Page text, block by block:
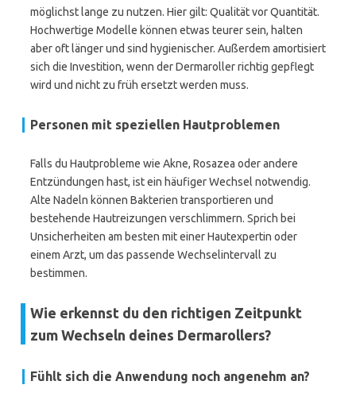
möglichst lange zu nutzen. Hier gilt: Qualität vor Quantität.
Hochwertige Modelle können etwas teurer sein, halten
aber oft länger und sind hygienischer. Außerdem amortisiert
sich die Investition, wenn der Dermaroller richtig gepflegt
wird und nicht zu früh ersetzt werden muss.
Personen mit speziellen Hautproblemen
Falls du Hautprobleme wie Akne, Rosazea oder andere
Entzündungen hast, ist ein häufiger Wechsel notwendig.
Alte Nadeln können Bakterien transportieren und
bestehende Hautreizungen verschlimmern. Sprich bei
Unsicherheiten am besten mit einer Hautexpertin oder
einem Arzt, um das passende Wechselintervall zu
bestimmen.
Wie erkennst du den richtigen Zeitpunkt
zum Wechseln deines Dermarollers?
Fühlt sich die Anwendung noch angenehm an?